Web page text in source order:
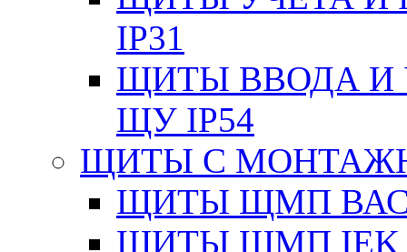
IP31
ЩИТЫ ВВОДА И
ЩУ IP54
ЩИТЫ С
ЩИТЫ ЩМП ВАС
ЩИТЫ ЩМП IEK